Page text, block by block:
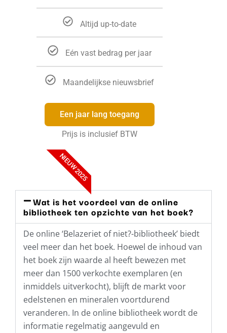
Altijd up-to-date
Eén vast bedrag per jaar
Maandelijkse nieuwsbrief
Een jaar lang toegang
Prijs is inclusief BTW
NIEUW 2025
Wat is het voordeel van de online
bibliotheek ten opzichte van het boek?
De online ‘Belazeriet of niet?-bibliotheek’ biedt
veel meer dan het boek. Hoewel de inhoud van
het boek zijn waarde al heeft bewezen met
meer dan 1500 verkochte exemplaren (en
inmiddels uitverkocht), blijft de markt voor
edelstenen en mineralen voortdurend
veranderen. In de online bibliotheek wordt de
informatie regelmatig aangevuld en